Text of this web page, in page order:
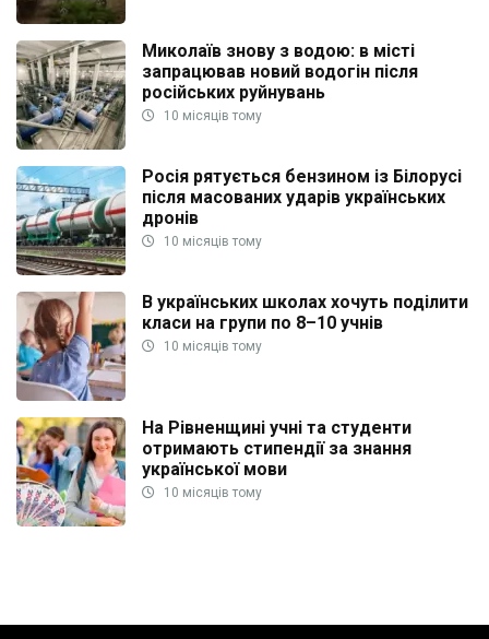
Миколаїв знову з водою: в місті
запрацював новий водогін після
російських руйнувань
10 місяців тому
Росія рятується бензином із Білорусі
після масованих ударів українських
дронів
10 місяців тому
В українських школах хочуть поділити
класи на групи по 8–10 учнів
10 місяців тому
На Рівненщині учні та студенти
отримають стипендії за знання
української мови
10 місяців тому